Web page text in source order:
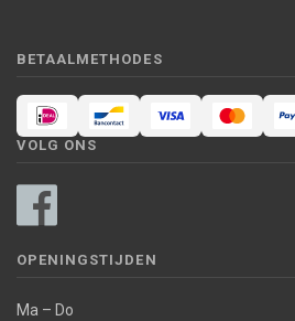
BETAALMETHODES
VOLG ONS
OPENINGSTIJDEN
Ma – Do